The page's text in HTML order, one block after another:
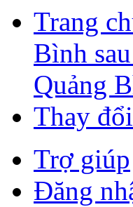
Trang
Bình
Quảng
Thay
Trợ giúp
Đăng